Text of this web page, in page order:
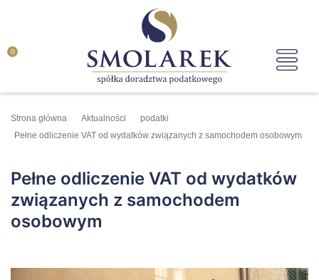
0
Strona główna Aktualności
podatki
Pełne odliczenie VAT od wydatków związanych z samochodem osobowym
Pełne odliczenie VAT od wydatków
związanych z samochodem
osobowym